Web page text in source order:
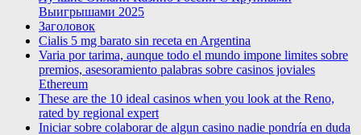
Выигрышами 2025
Заголовок
Cialis 5 mg barato sin receta en Argentina
Varia por tarima, aunque todo el mundo impone limites sobre
premios, asesoramiento palabras sobre casinos joviales
Ethereum
These are the 10 ideal casinos when you look at the Reno,
rated by regional expert
Iniciar sobre colaborar de algun casino nadie pondrí­a en duda